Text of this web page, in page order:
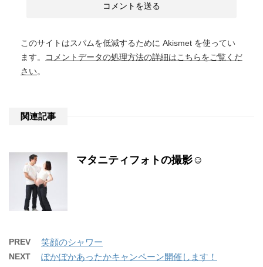
このサイトはスパムを低減するために Akismet を使ってい
ます。
コメントデータの処理方法の詳細はこちらをご覧くだ
さい。
関連記事
マタニティフォトの撮影☺
PREV 笑顔のシャワー
NEXT ぽかぽかあったかキャンペーン開催します！